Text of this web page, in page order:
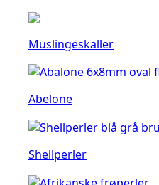
Muslingeskaller
Abelone
Shellperler